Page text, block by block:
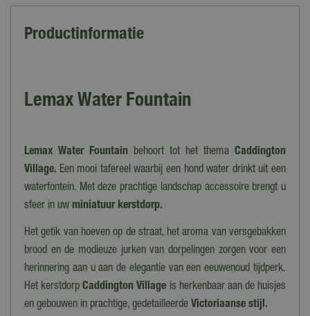
Productinformatie
Lemax Water Fountain
Lemax Water Fountain behoort tot het thema Caddington
Village. Een mooi tafereel waarbij een hond water drinkt uit een
waterfontein. Met deze prachtige landschap accessoire brengt u
sfeer in uw miniatuur kerstdorp.
Het getik van hoeven op de straat, het aroma van versgebakken
brood en de modieuze jurken van dorpelingen zorgen voor een
herinnering aan u aan de elegantie van een eeuwenoud tijdperk.
Het kerstdorpCaddington Village is herkenbaar aan de huisjes
en gebouwen in prachtige, gedetailleerde Victoriaanse stijl.